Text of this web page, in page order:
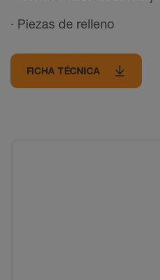
· Piezas de relleno
FICHA TÉCNICA